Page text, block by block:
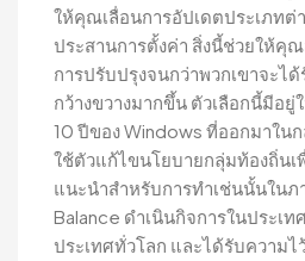
ให้คุณเลื่อนการอัปเดตประเภทต่
ประสานการตั้งค่า สิ่งนี้ช่วยให้คุ
การปรับปรุงจนกว่าพวกเขาจะไ
กว้างขวางมากขึ้น ตัวเลือกนี้มีอยู่
10 ปีของ Windows ที่ออกมาใน
ใช้ตัวแก้ไขนโยบายกลุ่มท้องถิ่นเ
แนะนำสำหรับการทำเช่นนั้นใน
Balance ดำเนินกิจการในประเท
ประเทศทั่วโลก และได้รับความไ